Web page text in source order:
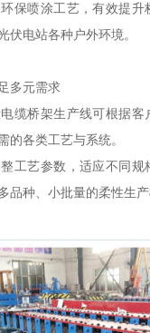
保喷涂工艺，有效提升
伏电站各种户外环境。
多元需求
缆桥架生产线可根据客
的各类工艺与系统。
工艺参数，适应不同规
品种、小批量的柔性生产